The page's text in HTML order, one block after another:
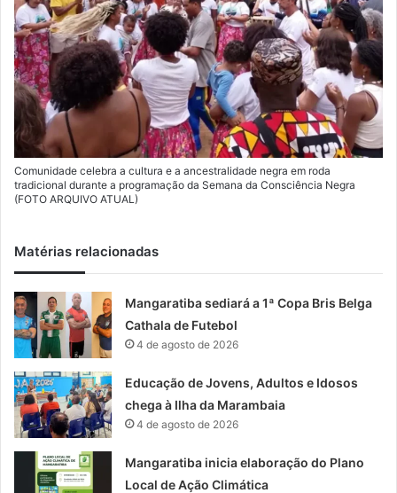
Comunidade celebra a cultura e a ancestralidade negra em roda
tradicional durante a programação da Semana da Consciência Negra
(FOTO ARQUIVO ATUAL)
Matérias relacionadas
Mangaratiba sediará a 1ª Copa Bris Belga
Cathala de Futebol
4 de agosto de 2026
Educação de Jovens, Adultos e Idosos
chega à Ilha da Marambaia
4 de agosto de 2026
Mangaratiba inicia elaboração do Plano
Local de Ação Climática